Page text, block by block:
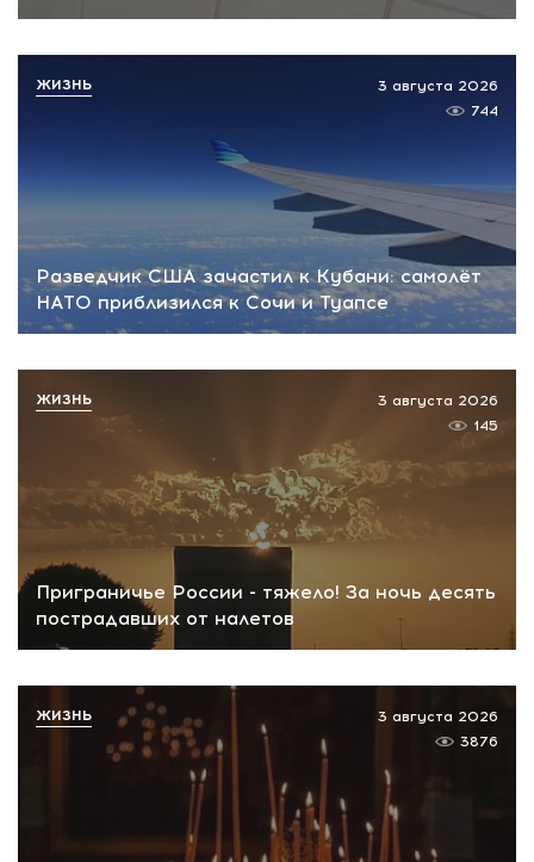
Разведчик США зачастил к Кубани: самолёт
НАТО приблизился к Сочи и Туапсе
3 августа 2026
744
ЖИЗНЬ
Приграничье России - тяжело! За ночь десять
пострадавших от налетов
3 августа 2026
145
ЖИЗНЬ
3 августа 2026
3876
ЖИЗНЬ